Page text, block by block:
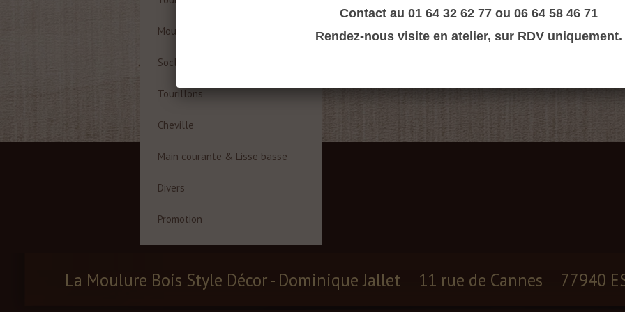
Moulures à cadre
Socles
Tourillons
Cheville
Main courante & Lisse basse
Divers
Promotion
La Moulure Bois Style Décor - Dominique Jallet 11 rue de Cannes 77940
Contact au 01 64 32 62 77 ou 06 64 58 46 71
Rendez-nous visite en atelier, sur RDV uniquement.